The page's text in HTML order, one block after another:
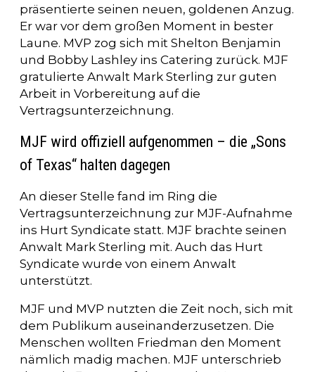
präsentierte seinen neuen, goldenen Anzug.
Er war vor dem großen Moment in bester
Laune. MVP zog sich mit Shelton Benjamin
und Bobby Lashley ins Catering zurück. MJF
gratulierte Anwalt Mark Sterling zur guten
Arbeit in Vorbereitung auf die
Vertragsunterzeichnung.
MJF wird offiziell aufgenommen – die „Sons
of Texas“ halten dagegen
An dieser Stelle fand im Ring die
Vertragsunterzeichnung zur MJF-Aufnahme
ins Hurt Syndicate statt. MJF brachte seinen
Anwalt Mark Sterling mit. Auch das Hurt
Syndicate wurde von einem Anwalt
unterstützt.
MJF und MVP nutzten die Zeit noch, sich mit
dem Publikum auseinanderzusetzen. Die
Menschen wollten Friedman den Moment
nämlich madig machen. MJF unterschrieb